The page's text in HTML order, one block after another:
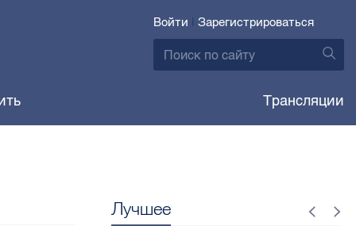
Войти | Зарегистрироваться
Трансляции
Лучшее